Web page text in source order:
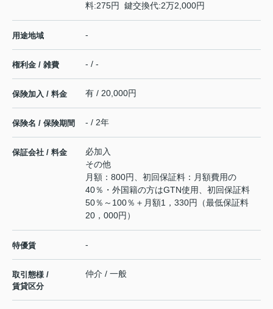
料:275円 鍵交換代:2万2,000円
用途地域 -
権利金 / 雑費 - / -
保険加入 / 料金 有 / 20,000円
保険名 / 保険期間 - / 2年
保証会社 / 料金
必加入
その他
月額：800円、初回保証料：月額費用の
40％・外国籍の方はGTN使用、初回保証料
50％～100％＋月額1，330円（最低保証料
20，000円）
特優賃 -
取引態様 /
賃貸区分
仲介 / 一般